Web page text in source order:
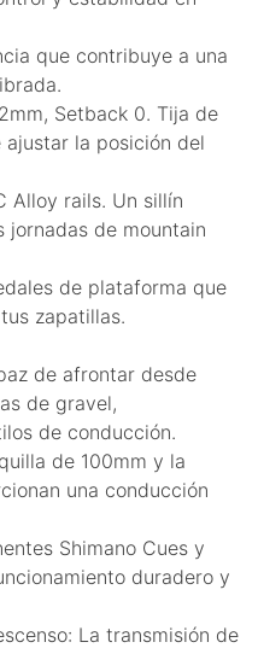
que contribuye a una
Setback 0. Tija de
la posición del
Alloy rails. Un sillín
jornadas de mountain
de plataforma que
zapatillas.
de afrontar desde
de gravel,
de conducción.
de 100mm y la
una conducción
Shimano Cues y
duradero y
La transmisión de